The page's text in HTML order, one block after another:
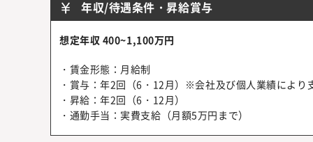
年収/待遇条件・昇給賞与
想定年収 400~1,100万円
・賃金形態：月給制
・賞与：年2回（6・12月）※会社及び個人業績により
・昇給：年2回（6・12月）
・通勤手当：実費支給（月額5万円まで）